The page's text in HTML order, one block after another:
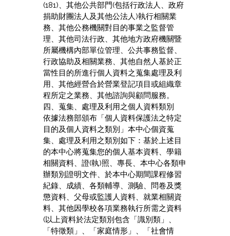
(181)、其他公共部門(包括行政法人、政府
捐助財團法人及其他公法人)執行相關業
務、其他公務機關對目的事業之監督管
理、其他司法行政、其他地方政府機關暨
所屬機構內部單位管理、公共事務監督、
行政協助及相關業務、其他自然人基於正
當性目的所進行個人資料之蒐集處理及利
用、其他經營合於營業登記項目或組織章
程所定之業務、其他諮詢與顧問服務。
四、蒐集、處理及利用之個人資料類別
依據法務部頒布「個人資料保護法之特定
目的及個人資料之類別」本中心個資蒐
集、處理及利用之類別如下：基於上述目
的本中心將蒐集您的個人基本資料、學籍
相關資料、證(執)照、專長、本中心各類申
辦類別證明文件、於本中心期間課程修習
紀錄、成績、各類輔導、測驗、問卷及獎
懲資料、父母或監護人資料、就業相關資
料、其他因學校各項業務執行所需之資料
(以上資料於法定類別包含「識別類」、
「特徵類」、「家庭情形」、「社會情